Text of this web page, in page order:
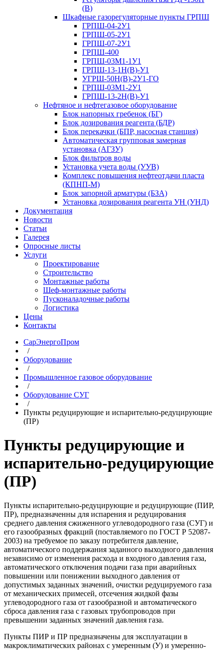
(В)
Шкафные газорегуляторные пункты ГРПШ
ГРПШ-04-2У1
ГРПШ-05-2У1
ГРПШ-07-2У1
ГРПШ-400
ГРПШ-03М1-1У1
ГРПШ-13-1Н(В)-У1
УГРШ-50Н(В)-2У1-ГО
ГРПШ-03М1-2У1
ГРПШ-13-2Н(В)-У1
Нефтяное и нефтегазовое оборудование
Блок напорных гребенок (БГ)
Блок дозирования реагента (БДР)
Блок перекачки (БПР, насосная станция)
Автоматическая групповая замерная
установка (АГЗУ)
Блок фильтров воды
Установка учета воды (УУВ)
Комплекс повышения нефтеотдачи пласта
(КПНП-М)
Блок запорной арматуры (БЗА)
Установка дозирования реагента УН (УНД)
Документация
Новости
Статьи
Галерея
Опросные листы
Услуги
Проектирование
Строительство
Монтажные работы
Шеф-монтажные работы
Пусконаладочные работы
Логистика
Цены
Контакты
СарЭнергоПром
/
Оборудование
/
Промышленное газовое оборудование
/
Оборудование СУГ
/
Пункты редуцирующие и испарительно-редуцирующие
(ПР)
Пункты редуцирующие и
испарительно-редуцирующие
(ПР)
Пункты испарительно-редуцирующие и редуцирующие (ПИР,
ПР), предназначенны для испарения и редуцирования
среднего давления сжиженного углеводородного газа (СУГ) и
его газообразных фракций (поставляемого по ГОСТ Р 52087-
2003) на требуемое по заказу потребителя давление,
автоматического поддержания заданного выходного давления
независимо от изменения расхода и входного давления газа,
автоматического отключения подачи газа при аварийных
повышении или понижении выходного давления от
допустимых заданных значений, очистки редуцируемого газа
от механических примесей, отсечения жидкой фазы
углеводородного газа от газообразной и автоматического
сброса давления газа с газовых трубопроводов при
превышении заданных значений давления газа.
Пункты ПИР и ПР предназначены для эксплуатации в
макроклиматических районах с умеренным (У) и умеренно-